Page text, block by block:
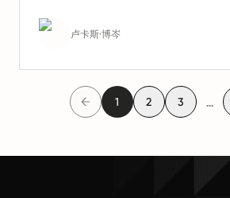
成功远程员工所需的素质，以及如
程人才以增强团队实力。掌握有
率。深入阅读这份全面指南，不
作的持续转变，还提供了应对这一
见解。
卢卡斯·博岑
1 2 3 ...